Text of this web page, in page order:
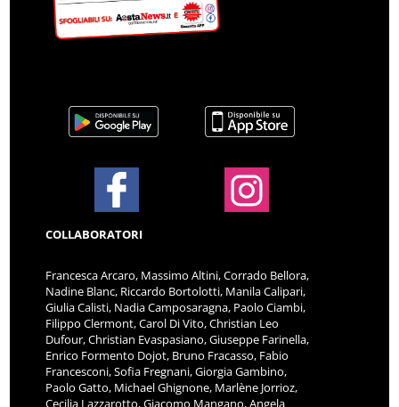
COLLABORATORI
Francesca Arcaro, Massimo Altini, Corrado Bellora,
Nadine Blanc, Riccardo Bortolotti, Manila Calipari,
Giulia Calisti, Nadia Camposaragna, Paolo Ciambi,
Filippo Clermont, Carol Di Vito, Christian Leo
Dufour, Christian Evaspasiano, Giuseppe Farinella,
Enrico Formento Dojot, Bruno Fracasso, Fabio
Francesconi, Sofia Fregnani, Giorgia Gambino,
Paolo Gatto, Michael Ghignone, Marlène Jorrioz,
Cecilia Lazzarotto, Giacomo Mangano, Angela